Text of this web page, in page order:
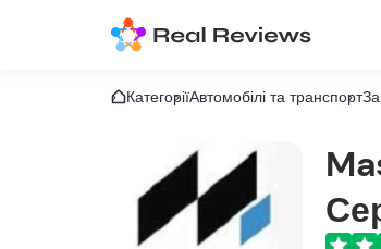
КатегоріїАвтомобілі та транспорт